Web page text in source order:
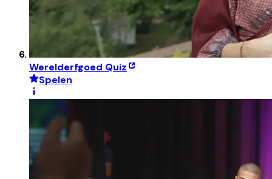
Werelderfgoed Quiz
Spelen